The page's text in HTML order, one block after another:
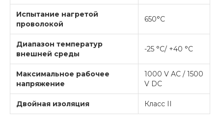
Испытание нагретой
проволокой
650°C
Диапазон температур
внешней среды
-25 °C/ +40 °C
Максимальное рабочее
напряжение
1000 V AC / 1500
V DC
Двойная изоляция Класс II